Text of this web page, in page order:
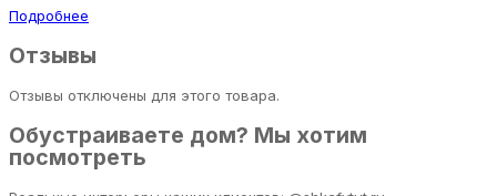
Подробнее
Отзывы
Отзывы отключены для этого товара.
Обустраиваете дом? Мы хотим
посмотреть